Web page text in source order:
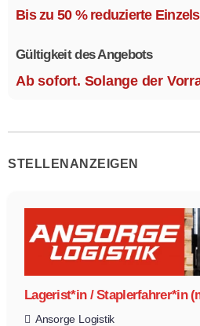
Ausstattungsvarianten.
Bis zu 50 % reduzierte
Gültigkeit des Angebots
Ab sofort. Solange der
STELLENANZEIGEN
Lagerist*in / Staplerfahrer*in
Ansorge Logistik